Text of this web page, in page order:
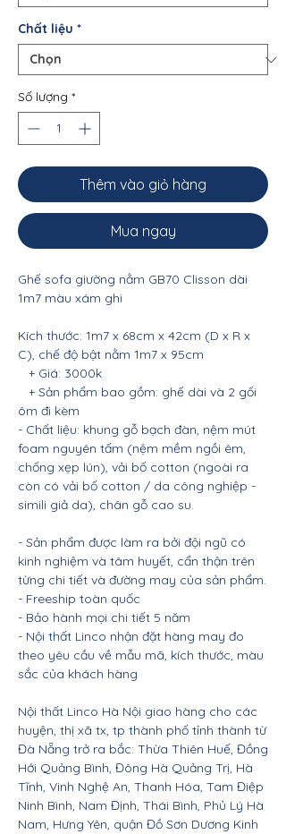
Chất liệu *
Số lượng *
Thêm vào giỏ hàng
Mua ngay
Ghế sofa giường nằm GB70 Clisson dài
1m7 màu xám ghi
Kích thước: 1m7 x 68cm x 42cm (D x R x
C), chế độ bật nằm 1m7 x 95cm
+ Giá: 3000k
+ Sản phẩm bao gồm: ghế dài và 2 gối
ôm đi kèm
- Chất liệu: khung gỗ bạch đàn, nệm mút
foam nguyên tấm (nệm mềm ngồi êm,
chống xẹp lún), vải bố cotton (ngoài ra
còn có vải bố cotton / da công nghiệp -
simili giả da), chân gỗ cao su.
- Sản phẩm được làm ra bởi đội ngũ có
kinh nghiệm và tâm huyết, cẩn thận trên
từng chi tiết và đường may của sản phẩm.
- Freeship toàn quốc
- Bảo hành mọi chi tiết 5 năm
- Nội thất Linco nhận đặt hàng may đo
theo yêu cầu về mẫu mã, kích thước, màu
sắc của khách hàng
Nội thất Linco Hà Nội giao hàng cho các
huyện, thị xã tx, tp thành phố tỉnh thành từ
Đà Nẵng trở ra bắc: Thừa Thiên Huế, Đồng
Hới Quảng Bình, Đông Hà Quảng Trị, Hà
Tĩnh, Vinh Nghệ An, Thanh Hóa, Tam Điệp
Ninh Bình, Nam Định, Thái Bình, Phủ Lý Hà
Nam, Hưng Yên, quận Đồ Sơn Dương Kinh